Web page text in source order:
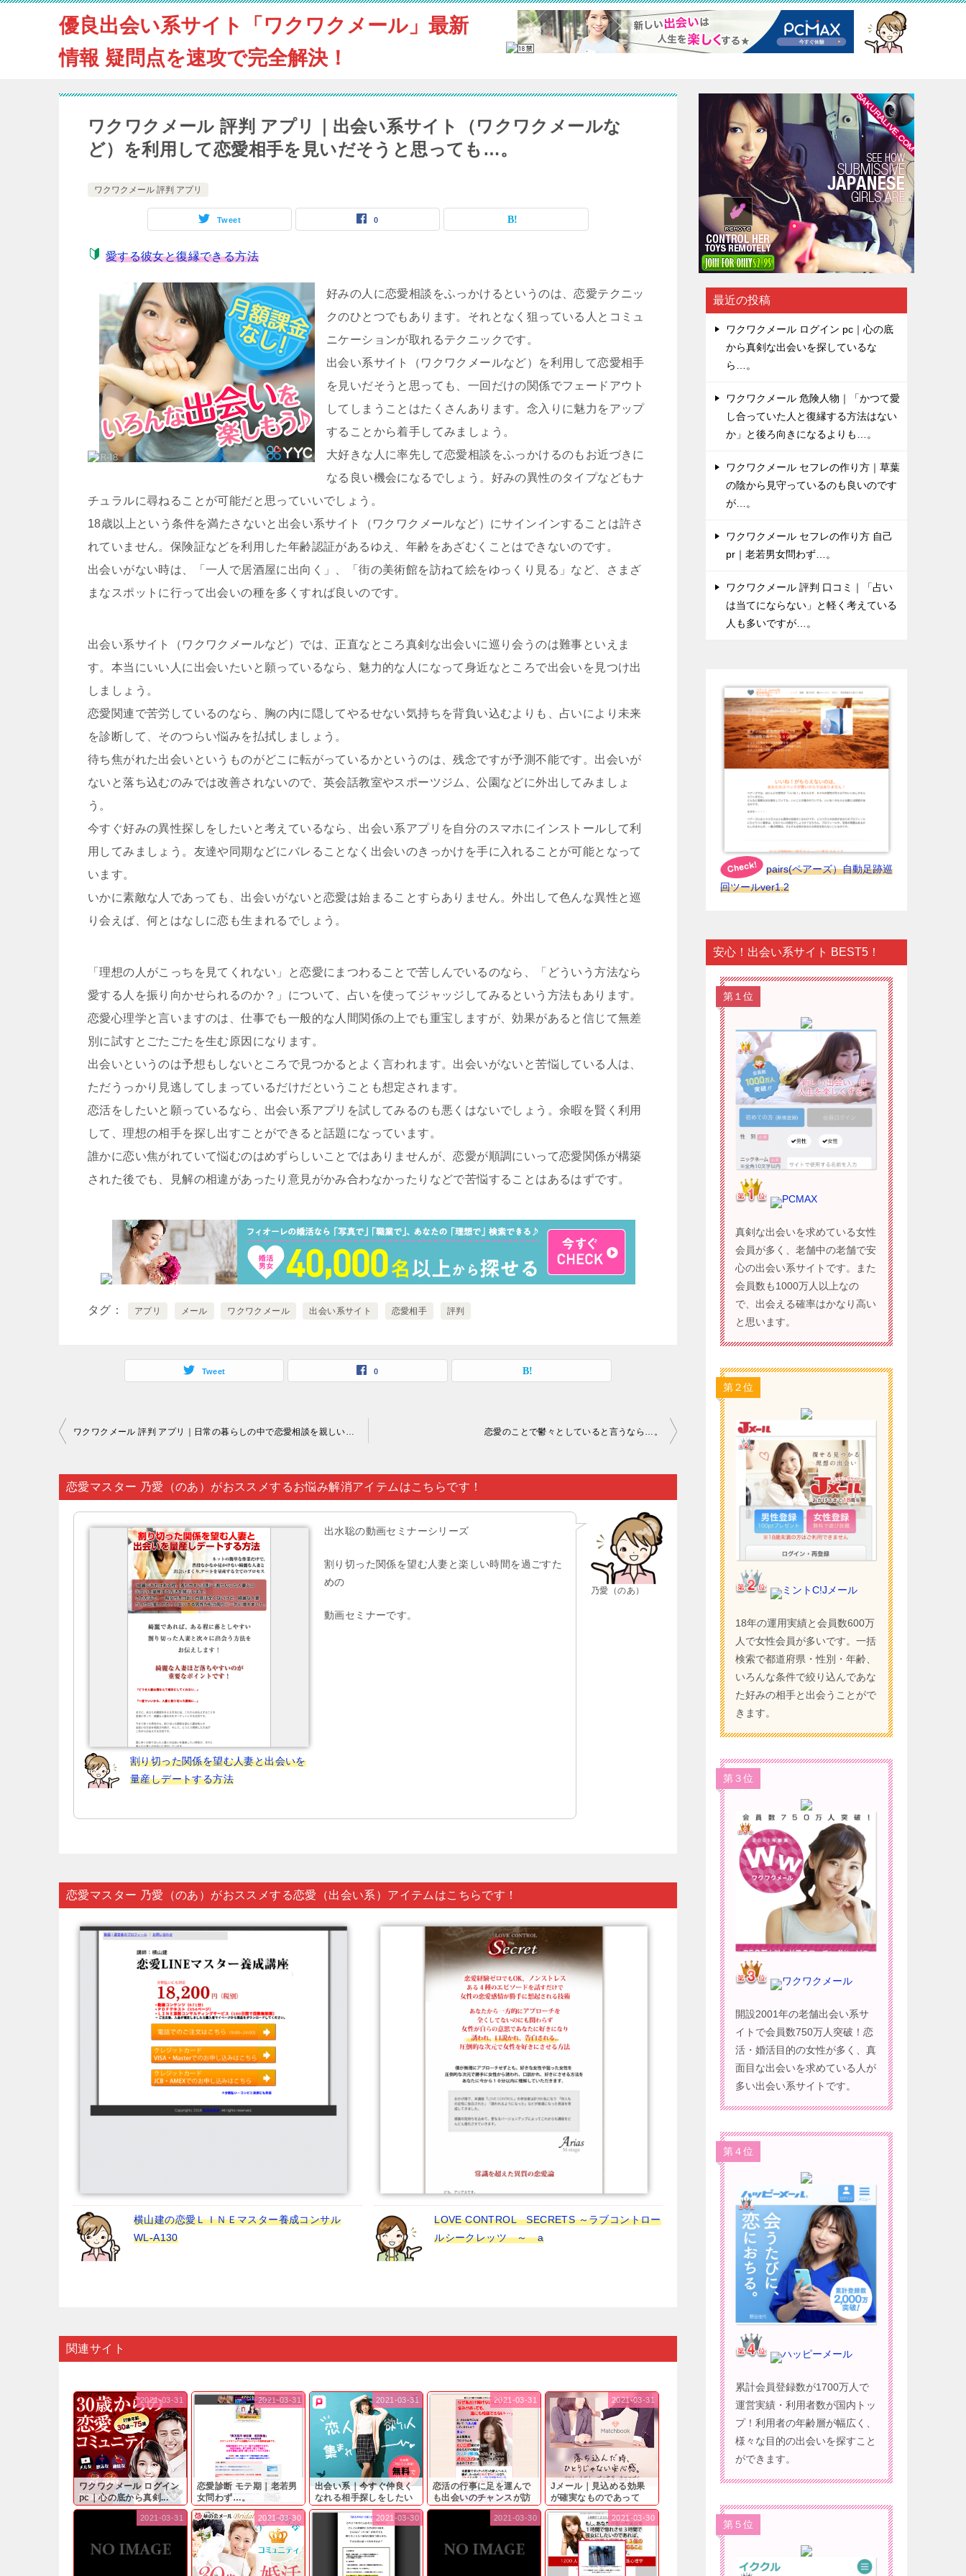
優良出会い系サイト「ワクワクメール」最新
情報 疑問点を速攻で完全解決！
ワクワクメール 評判 アプリ｜出会い系サイト（ワクワクメールな
ど）を利用して恋愛相手を見いだそうと思っても…。
ワクワクメール 評判 アプリ
Tweet 0
愛する彼女と復縁できる方法
好みの人に恋愛相談をふっかけるというのは、恋愛テクニッ
クのひとつでもあります。それとなく狙っている人とコミュ
ニケーションが取れるテクニックです。
出会い系サイト（ワクワクメールなど）を利用して恋愛相手
を見いだそうと思っても、一回だけの関係でフェードアウト
してしまうことはたくさんあります。念入りに魅力をアップ
することから着手してみましょう。
大好きな人に率先して恋愛相談をふっかけるのもお近づきに
なる良い機会になるでしょう。好みの異性のタイプなどもナ
チュラルに尋ねることが可能だと思っていいでしょう。
18歳以上という条件を満たさないと出会い系サイト（ワクワクメールなど）にサインインすることは許さ
れていません。保険証などを利用した年齢認証があるゆえ、年齢をあざむくことはできないのです。
出会いがない時は、「一人で居酒屋に出向く」、「街の美術館を訪ねて絵をゆっくり見る」など、さまざ
まなスポットに行って出会いの種を多くすれば良いのです。
出会い系サイト（ワクワクメールなど）では、正直なところ真剣な出会いに巡り会うのは難事といえま
す。本当にいい人に出会いたいと願っているなら、魅力的な人になって身近なところで出会いを見つけ出
しましょう。
恋愛関連で苦労しているのなら、胸の内に隠してやるせない気持ちを背負い込むよりも、占いにより未来
を診断して、そのつらい悩みを払拭しましょう。
待ち焦がれた出会いというものがどこに転がっているかというのは、残念ですが予測不能です。出会いが
ないと落ち込むのみでは改善されないので、英会話教室やスポーツジム、公園などに外出してみましょ
う。
今すぐ好みの異性探しをしたいと考えているなら、出会い系アプリを自分のスマホにインストールして利
用してみましょう。友達や同期などにバレることなく出会いのきっかけを手に入れることが可能となって
います。
いかに素敵な人であっても、出会いがないと恋愛は始まることすらありません。外出して色んな異性と巡
り会えば、何とはなしに恋も生まれるでしょう。
「理想の人がこっちを見てくれない」と恋愛にまつわることで苦しんでいるのなら、「どういう方法なら
愛する人を振り向かせられるのか？」について、占いを使ってジャッジしてみるという方法もあります。
恋愛心理学と言いますのは、仕事でも一般的な人間関係の上でも重宝しますが、効果があると信じて無差
別に試すとごたごたを生む原因になります。
出会いというのは予想もしないところで見つかるとよく言われます。出会いがないと苦悩している人は、
ただうっかり見逃してしまっているだけだということも想定されます。
恋活をしたいと願っているなら、出会い系アプリを試してみるのも悪くはないでしょう。余暇を賢く利用
して、理想の相手を探し出すことができると話題になっています。
誰かに恋い焦がれていて悩むのはめずらしいことではありませんが、恋愛が順調にいって恋愛関係が構築
された後でも、見解の相違があったり意見がかみ合わなかったりなどで苦悩することはあるはずです。
タグ アプリ メール ワクワクメール 出会い系サイト 恋愛相手 評判
Tweet 0
投
ナ
ビ
ゲ
ワクワクメール 評判 アプリ｜日常の暮らしの中で恋愛相談を親しい間柄の人からお願いされたという際は…。 恋愛のことで鬱々としていると言うなら…。
恋愛マスター 乃愛（のあ）がおススメするお悩み解消アイテムはこちらです！
乃愛（のあ）
割り切った関係を望む人妻と出会いを
量産しデートする方法
出水聡の動画セミナーシリーズ
割り切った関係を望む人妻と楽しい時間を過ごすた
めの
動画セミナーです。
恋愛マスター 乃愛（のあ）がおススメする恋愛（出会い系）アイテムはこちらです！
横山建の恋愛ＬＩＮＥマスター養成コンサル
WL-A130
LOVE CONTROL SECRETS ～ラブコントロー
ルシークレッツ ～ a
関連サイト
ワクワクメール ログイン
pc｜心の底から真剣...
2021-03-31
恋愛診断 モテ期｜老若男
女問わず…。
2021-03-31
出会い系｜今すぐ仲良く
なれる相手探しをしたい
と...
2021-03-31
恋活の行事に足を運んで
も出会いのチャンスが訪
れ...
2021-03-31
Jメール｜見込める効果
が確実なものであって
も…...
2021-03-31
2021-03-31 2021-03-30 2021-03-30 2021-03-30 2021-03-30
最近の投稿
ワクワクメール ログイン pc｜心の底
から真剣な出会いを探しているな
ら…。
ワクワクメール 危険人物｜「かつて愛
し合っていた人と復縁する方法はない
か」と後ろ向きになるよりも…。
ワクワクメール セフレの作り方｜草葉
の陰から見守っているのも良いのです
が…。
ワクワクメール セフレの作り方 自己
pr｜老若男女問わず…。
ワクワクメール 評判 口コミ｜「占い
は当てにならない」と軽く考えている
人も多いですが…。
pairs(ペアーズ）自動足跡巡
回ツールver1.2
安心！出会い系サイト BEST5！
第１位
PCMAX
真剣な出会いを求めている女性
会員が多く、老舗中の老舗で安
心の出会い系サイトです。また
会員数も1000万人以上なの
で、出会える確率はかなり高い
と思います。
第２位
ミントC!Jメール
18年の運用実績と会員数600万
人で女性会員が多いです。一括
検索で都道府県・性別・年齢、
いろんな条件で絞り込んであな
た好みの相手と出会うことがで
きます。
第３位
ワクワクメール
開設2001年の老舗出会い系サ
イトで会員数750万人突破！恋
活・婚活目的の女性が多く、真
面目な出会いを求めている人が
多い出会い系サイトです。
第４位
ハッピーメール
累計会員登録数が1700万人で
運営実績・利用者数が国内トッ
プ！利用者の年齢層が幅広く、
様々な目的の出会いを探すこと
ができます。
第５位